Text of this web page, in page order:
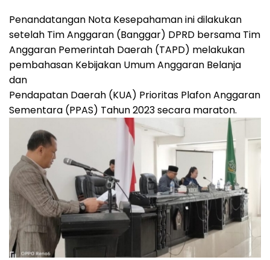
Penandatangan Nota Kesepahaman ini dilakukan
setelah Tim Anggaran (Banggar) DPRD bersama Tim
Anggaran Pemerintah Daerah (TAPD) melakukan
pembahasan Kebijakan Umum Anggaran Belanja
dan
Pendapatan Daerah (KUA) Prioritas Plafon Anggaran
Sementara (PPAS) Tahun 2023 secara maraton.